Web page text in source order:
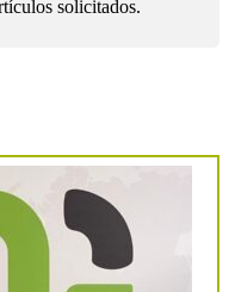
solicitados.